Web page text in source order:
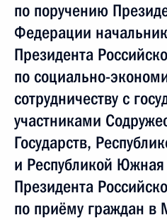
по поручению
Федерации
Президента
по социально-
сотрудничеству с
участниками
Государств,
и Республикой
Президента
по приёму граждан в